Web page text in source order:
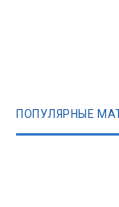
ПОПУЛЯРНЫЕ